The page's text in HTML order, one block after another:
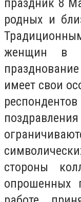
родных и
женщин в
имеет свои
стороны
опрошенных